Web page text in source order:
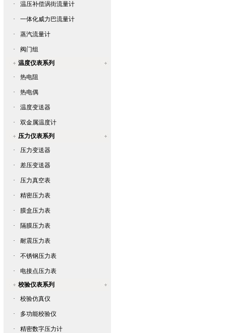
· 温压补偿涡街流量计
· 一体化威力巴流量计
· 蒸汽流量计
·
阀门组
温度仪表系列
·
热电阻
· 热电偶
· 温度变送器
·
双金属温度计
压力仪表系列
·
压力变送器
· 差压变送器
· 压力真空表
· 精密压力表
· 膜盒压力表
· 隔膜压力表
· 耐震压力表
· 不锈钢压力表
·
电接点压力表
校验仪表系列
·
校验仿真仪
· 多功能校验仪
· 精密数字压力计